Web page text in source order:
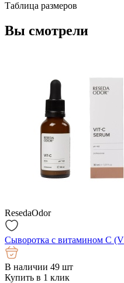
Таблица размеров
Вы смотрели
ResedaOdor
Сыворотка с витамином С
В наличии 49 шт
Купить в 1 клик